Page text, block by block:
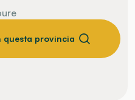
questa provincia